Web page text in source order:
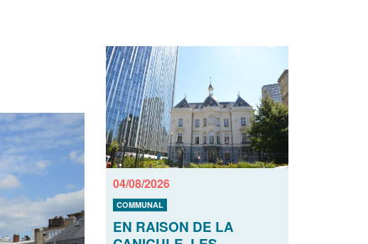
04/08/2026
COMMUNAL
EN RAISON DE LA